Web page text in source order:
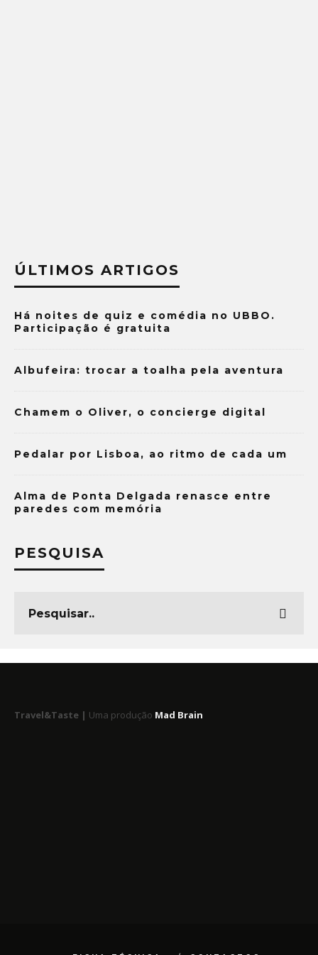
ÚLTIMOS ARTIGOS
Há noites de quiz e comédia no UBBO.
Participação é gratuita
Albufeira: trocar a toalha pela aventura
Chamem o Oliver, o concierge digital
Pedalar por Lisboa, ao ritmo de cada um
Alma de Ponta Delgada renasce entre
paredes com memória
PESQUISA
Travel&Taste | Uma produção Mad Brain